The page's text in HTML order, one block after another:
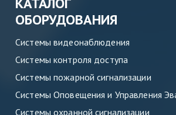
ОБОРУДОВАНИЯ
Системы видеонаблюдения
Системы контроля доступа
Системы пожарной сигнализации
Системы Оповещения и Управления
Системы охранной сигнализации